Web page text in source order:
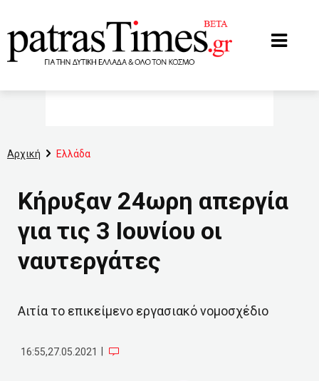
Αρχική Ελλάδα
Κήρυξαν 24ωρη απεργία
για τις 3 Ιουνίου οι
ναυτεργάτες
Αιτία το επικείμενο εργασιακό νομοσχέδιο
16:55,27.05.2021